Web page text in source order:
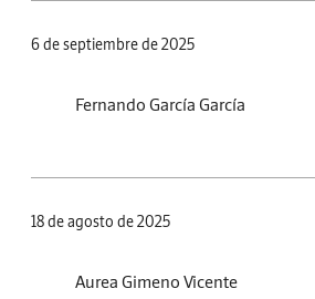
6 de septiembre de 2025
Fernando García García
18 de agosto de 2025
Aurea Gimeno Vicente